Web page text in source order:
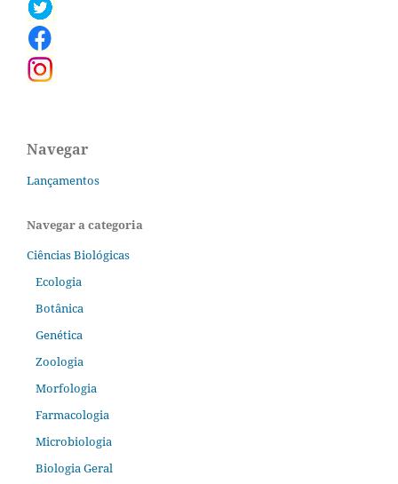
Navegar
Lançamentos
Navegar a categoria
Ciências Biológicas
Ecologia
Botânica
Genética
Zoologia
Morfologia
Farmacologia
Microbiologia
Biologia Geral